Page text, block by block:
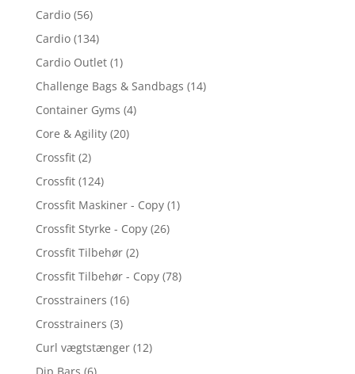
Cardio (56)
Cardio (134)
Cardio Outlet (1)
Challenge Bags & Sandbags (14)
Container Gyms (4)
Core & Agility (20)
Crossfit (2)
Crossfit (124)
Crossfit Maskiner - Copy (1)
Crossfit Styrke - Copy (26)
Crossfit Tilbehør (2)
Crossfit Tilbehør - Copy (78)
Crosstrainers (16)
Crosstrainers (3)
Curl vægtstænger (12)